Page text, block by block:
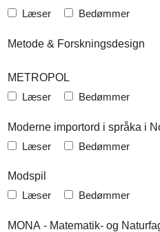
Læser Bedømmer
Metode & Forskningsdesign
METROPOL
Læser Bedømmer
Moderne importord i språka i
Læser Bedømmer
Modspil
Læser Bedømmer
MONA - Matematik- og